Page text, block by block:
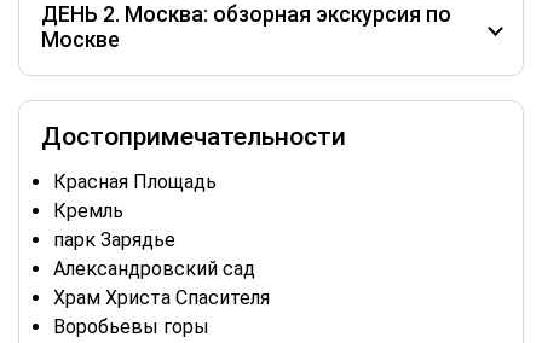
ДЕНЬ 2. Москва: обзорная экскурсия по
Москве
Достопримечательности
Красная Площадь
Кремль
парк Зарядье
Александровский сад
Храм Христа Спасителя
Воробьевы горы